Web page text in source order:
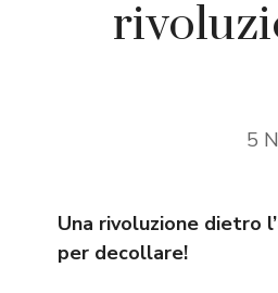
5
Una rivoluzione dietro
per decollare!